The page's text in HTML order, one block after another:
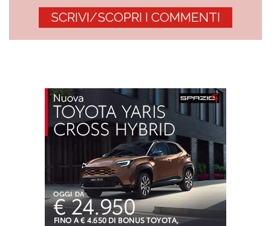
SCRIVI/SCOPRI I COMMENTI